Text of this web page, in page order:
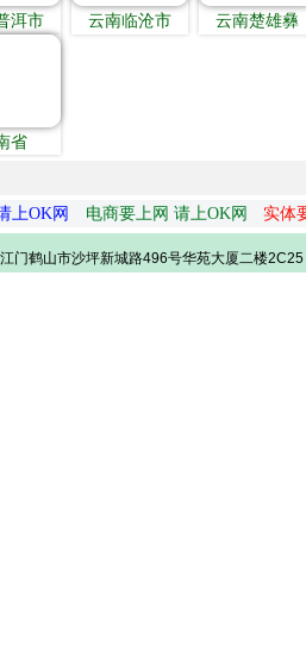
洱市 云南临沧市 云南楚雄彝
省
上OK网 电商要上网 请上OK网 实体
门鹤山市沙坪新城路496号华苑大厦二楼2C25